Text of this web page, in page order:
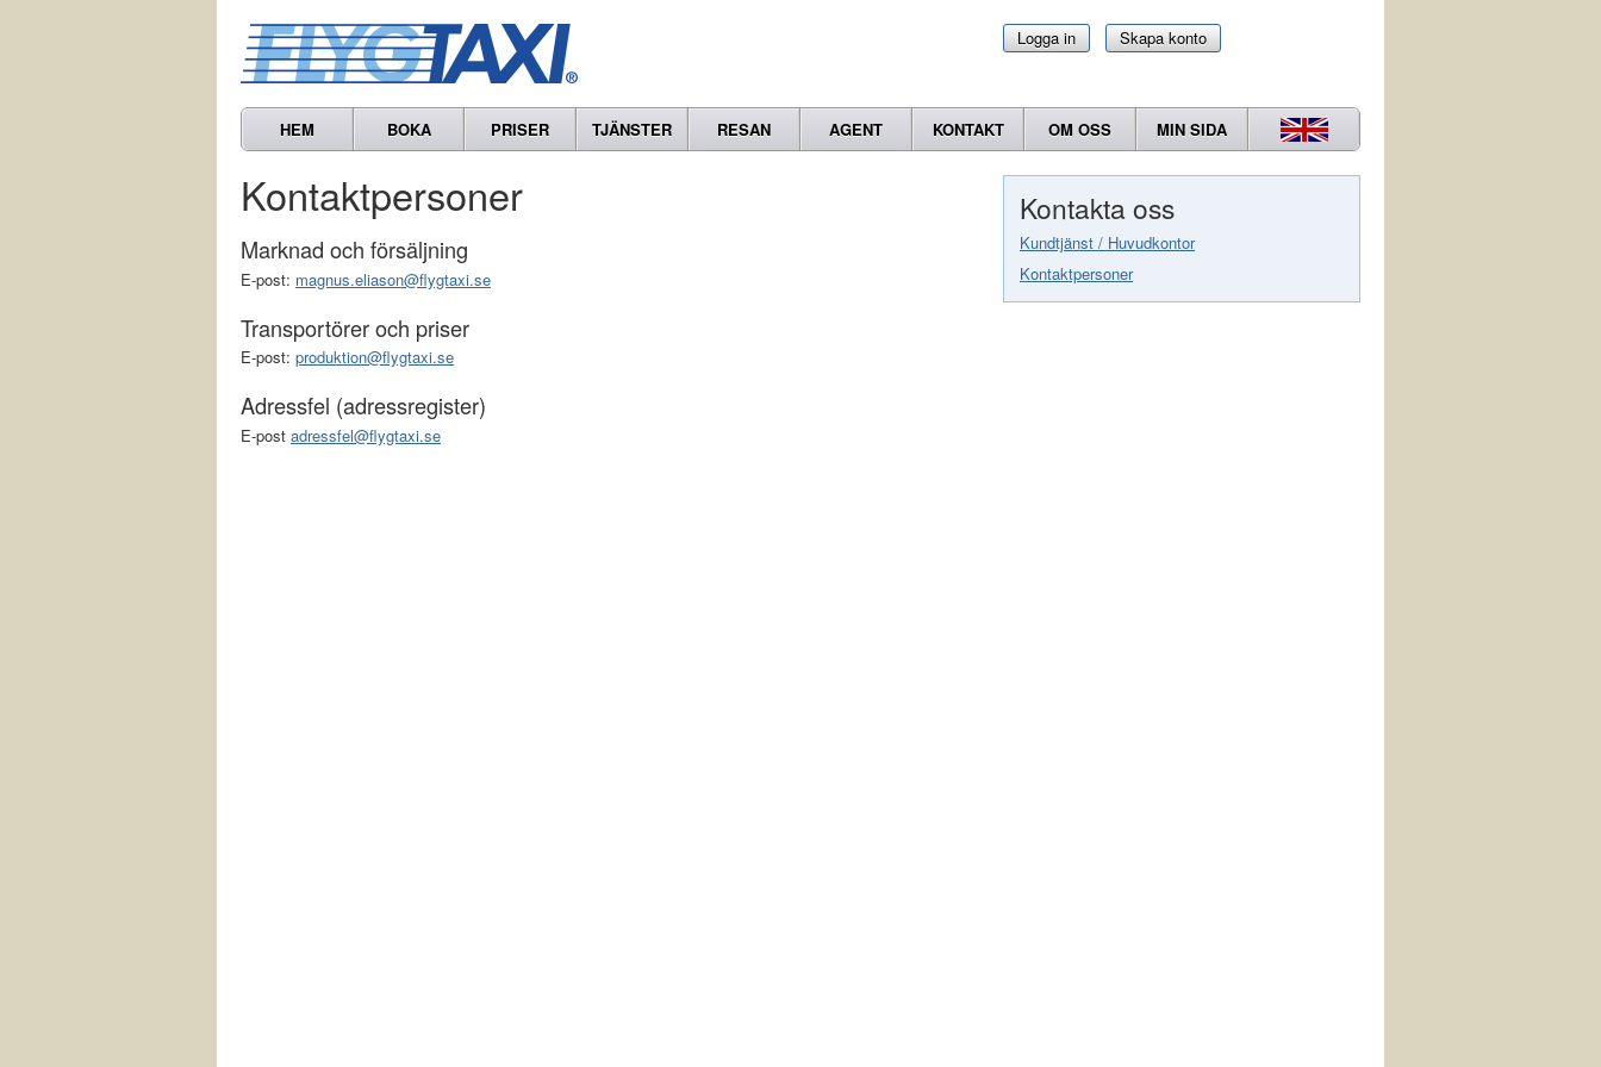
Logga in Skapa konto
HEM BOKA PRISER TJÄNSTER RESAN AGENT KONTAKT OM OSS MIN SIDA
Kontakta oss
Kundtjänst / Huvudkontor
Kontaktpersoner
Kontaktpersoner
Marknad och försäljning
E-post: magnus.eliason@flygtaxi.se
Transportörer och priser
E-post: produktion@flygtaxi.se
Adressfel (adressregister)
E-post adressfel@flygtaxi.se